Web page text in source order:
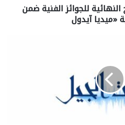
للجوائز الفنية ضمن
«ميديا آيدول